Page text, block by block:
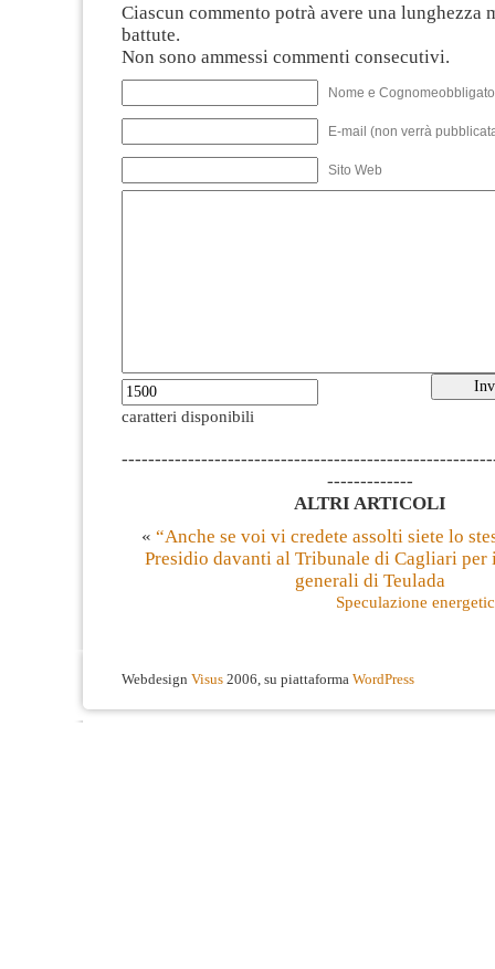
Ciascun commento potrà avere una lunghezza
battute.
Non sono ammessi commenti consecutivi.
Nome e
E-mail (non verrà
Sito Web
caratteri disponibili
-------------
ALTRI ARTICOLI
« “Anche se voi vi credete assolti siete lo
Presidio davanti al Tribunale di Cagliari per
generali di Teulada
Speculazione
Webdesign Visus 2006, su piattaforma WordPress